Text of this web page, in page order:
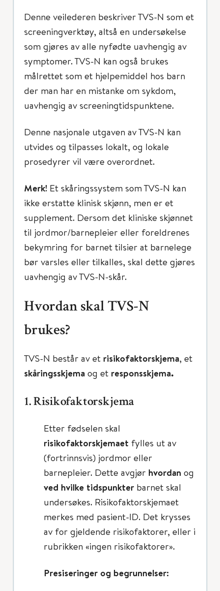
Denne veilederen beskriver TVS-N som et
screeningverktøy, altså en undersøkelse
som gjøres av alle nyfødte uavhengig av
symptomer. TVS-N kan også brukes
målrettet som et hjelpemiddel hos barn
der man har en mistanke om sykdom,
uavhengig av screeningtidspunktene.
Denne nasjonale utgaven av TVS-N kan
utvides og tilpasses lokalt, og lokale
prosedyrer vil være overordnet.
Merk! Et skåringssystem som TVS-N kan
ikke erstatte klinisk skjønn, men er et
supplement. Dersom det kliniske skjønnet
til jordmor/barnepleier eller foreldrenes
bekymring for barnet tilsier at barnelege
bør varsles eller tilkalles, skal dette gjøres
uavhengig av TVS-N-skår.
Hvordan skal TVS-N
brukes?
TVS-N består av et risikofaktorskjema, et
skåringsskjema og et responsskjema.
1. Risikofaktorskjema
Etter fødselen skal
risikofaktorskjemaet fylles ut av
(fortrinnsvis) jordmor eller
barnepleier. Dette avgjør hvordan og
ved hvilke tidspunkter barnet skal
undersøkes. Risikofaktorskjemaet
merkes med pasient-ID. Det krysses
av for gjeldende risikofaktorer, eller i
rubrikken «ingen risikofaktorer».
Presiseringer og begrunnelser: